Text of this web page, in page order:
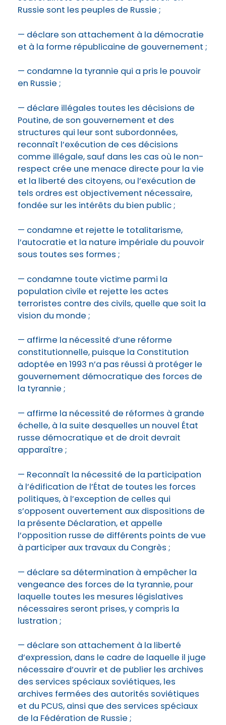
Russie sont les peuples de Russie ;
— déclare son attachement à la démocratie
et à la forme républicaine de gouvernement ;
— condamne la tyrannie qui a pris le pouvoir
en Russie ;
— déclare illégales toutes les décisions de
Poutine, de son gouvernement et des
structures qui leur sont subordonnées,
reconnaît l’exécution de ces décisions
comme illégale, sauf dans les cas où le non-
respect crée une menace directe pour la vie
et la liberté des citoyens, ou l’exécution de
tels ordres est objectivement nécessaire,
fondée sur les intérêts du bien public ;
— condamne et rejette le totalitarisme,
l’autocratie et la nature impériale du pouvoir
sous toutes ses formes ;
— condamne toute victime parmi la
population civile et rejette les actes
terroristes contre des civils, quelle que soit la
vision du monde ;
— affirme la nécessité d’une réforme
constitutionnelle, puisque la Constitution
adoptée en 1993 n’a pas réussi à protéger le
gouvernement démocratique des forces de
la tyrannie ;
— affirme la nécessité de réformes à grande
échelle, à la suite desquelles un nouvel État
russe démocratique et de droit devrait
apparaître ;
— Reconnaît la nécessité de la participation
à l’édification de l’État de toutes les forces
politiques, à l’exception de celles qui
s’opposent ouvertement aux dispositions de
la présente Déclaration, et appelle
l’opposition russe de différents points de vue
à participer aux travaux du Congrès ;
— déclare sa détermination à empêcher la
vengeance des forces de la tyrannie, pour
laquelle toutes les mesures législatives
nécessaires seront prises, y compris la
lustration ;
— déclare son attachement à la liberté
d’expression, dans le cadre de laquelle il juge
nécessaire d’ouvrir et de publier les archives
des services spéciaux soviétiques, les
archives fermées des autorités soviétiques
et du PCUS, ainsi que des services spéciaux
de la Fédération de Russie ;